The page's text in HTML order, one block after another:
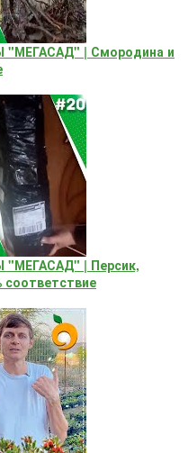
| Смородина и
| Персик,
соответствие